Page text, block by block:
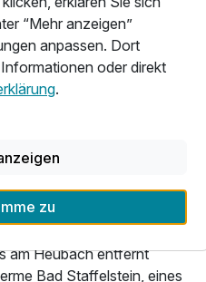
p.P. ab553,50 €
wo Sie mit Blick in den
Tag starten. Auch Gäste
um gemeinsam in einen Tag
besonderer
Und Bier aus
Brauereien steht ganztägig
am Heubach entfernt
Bad Staffelstein, eines
“Mehr anzeigen”
anpassen. Dort
oder direkt
.
zu